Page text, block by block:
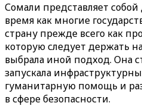
Сомали представляет
время как многие
страну прежде всего как
которую следует держать
выбрала иной подход. Она
запускала
гуманитарную помощь и
в сфере безопасности.